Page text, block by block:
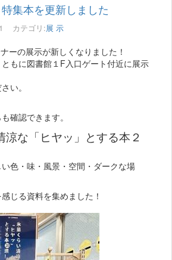
集本を更新しました
カテゴリ:展 示
ーの展示が新しくなりました！
もに図書館１F入口ゲート付近に展示
い。
確認できます。
涼な「ヒヤッ」とする本２
色・味・風景・空間・ダークな場
じる資料を集めました！